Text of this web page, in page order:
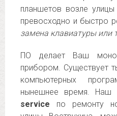
планшетов возле
превосходно и быстро
замена клавиатуры или
ПО делает Ваш
прибором. Существует
компьютерных
нынешнее время. Наш
service по ремонту